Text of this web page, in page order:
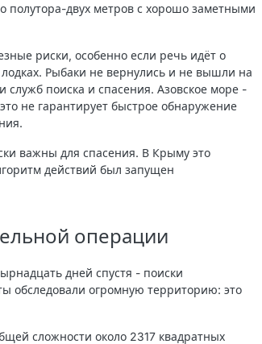
полутора-двух метров с хорошо заметными
риски, особенно если речь идёт о
Рыбаки не вернулись и не вышли на
служб поиска и спасения. Азовское море -
не гарантирует быстрое обнаружение
важны для спасения. В Крыму это
действий был запущен
операции
дней спустя - поиски
обследовали огромную территорию: это
сложности около 2317 квадратных